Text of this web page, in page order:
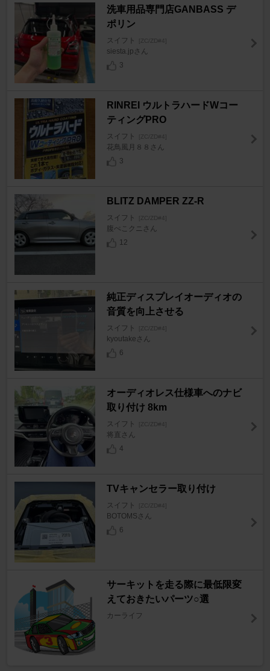
洗車用品専門店GANBASS デ
ポリン
スイフト [ZC/ZD#4]
siesta.jpさん
3
RINREI ウルトラハードWコー
ティングPRO
スイフト [ZC/ZD#4]
花鳥風月８８さん
3
BLITZ DAMPER ZZ-R
スイフト [ZC/ZD#4]
腹ぺこクニさん
12
純正ディスプレイオーディオの
音質を向上させる
スイフト [ZC/ZD#4]
kyoutakeさん
6
オーディオレス仕様車へのナビ
取り付け 8km
スイフト [ZC/ZD#4]
将直さん
4
TVキャンセラー取り付け
スイフト [ZC/ZD#4]
BOTOMSさん
6
サーキットを走る際に最低限変
えておきたいパーツ○選
カーライフ